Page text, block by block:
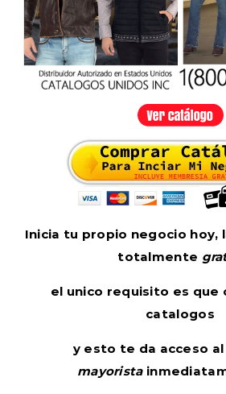
Inicia tu propio negocio hoy,
totalmente
el unico requisito es que
catalogos
y esto te da acceso al
mayorista